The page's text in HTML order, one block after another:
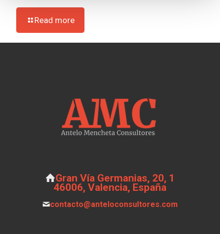
Read more
Gran Vía Germanias, 20, 1
46006, Valencia, España
contacto@anteloconsultores.com